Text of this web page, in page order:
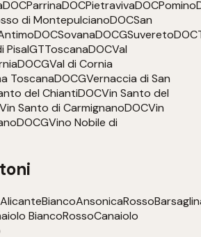
DOCParrinaDOCPietravivaDOCPomino
di MontepulcianoDOCSan
DOCSovanaDOCGSuveretoDOC
PisaIGTToscanaDOCVal
DOCGVal di Cornia
ToscanaDOCGVernaccia di San
del ChiantiDOCVin Santo del
Vin Santo di CarmignanoDOCVin
DOCGVino Nobile di
AlicanteBiancoAnsonicaRosso
BiancoRossoCanaiolo